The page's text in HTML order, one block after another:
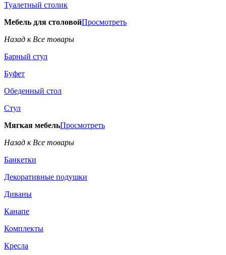
Туалетный столик
Мебель для столовойПросмотреть
Назад к Все товары
Барный стул
Буфет
Обеденный стол
Стул
Мягкая мебельПросмотреть
Назад к Все товары
Банкетки
Декоративные подушки
Диваны
Канапе
Комплекты
Кресла